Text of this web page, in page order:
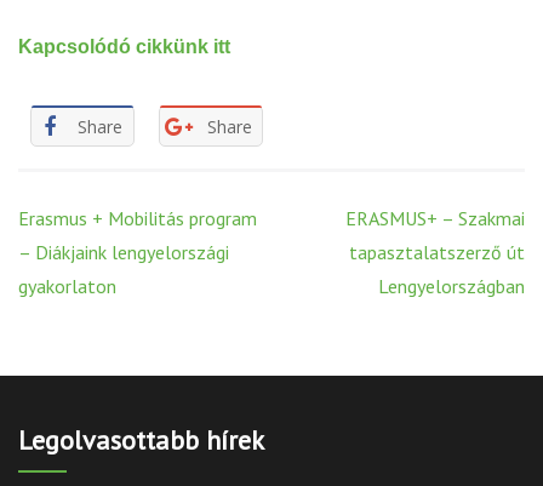
Kapcsolódó cikkünk itt
Share Share
Post
navigation
Erasmus + Mobilitás program
– Diákjaink lengyelországi
gyakorlaton
ERASMUS+ – Szakmai
tapasztalatszerző út
Lengyelországban
Legolvasottabb hírek